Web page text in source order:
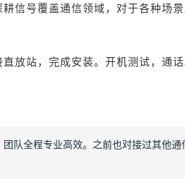
信号覆盖通信领域，对于各种场
放站，完成安装。开机测试，通
团队全程专业高效。之前也对接过其他